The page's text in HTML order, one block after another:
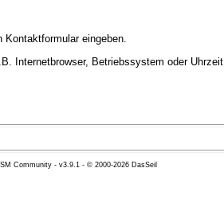
Kontaktformular eingeben.
Internetbrowser, Betriebssystem oder Uhrzeit
Nutzerverhaltens verwendet werden.
zu erhalten. Sie haben au�erdem ein
Community - v3.9.1 - © 2000-2026 DasSeil